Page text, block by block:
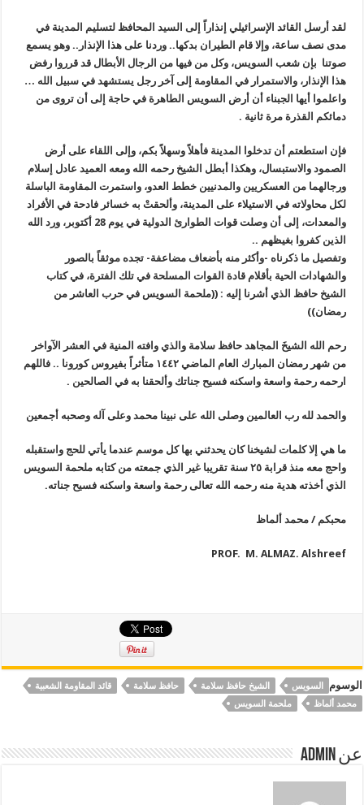
لقد أرسل القائد الإسرائيلي إنذاراً إلى السيد المحافظ لتسليم المدينة في
مدى نصف ساعة، وإلا قام الطيران بدكها.. وردنا على هذا الإنذار.. وهو يسمع
صوتنا بإن شعب السويس، وكل من فيها من الرجال الأبطال قد قرروا رفض
هذا الإنذار، والاستمرار في المقاومة إلى آخر رجل يستشهد في سبيل الله …
واعلموا أيها الجبناء أن أرض السويس الطاهرة في حاجة إلى أن تروى من
دمائكم القذرة مرة ثانية .
فإن استطعتم أن تدخلوا المدينة فأهلاً وسهلاً بكم، وإلى اللقاء على أرض
الصمود والاستبسال، وهكذا أبطل الشيخ رحمه الله ومعه العميد عادل إسلام
ورجالهما من العسكريين والمدنيين خطط العدو، واستمرت المقاومة الباسلة
لكل محاولاته في الاستيلاء على المدينة، وألحقتْ به خسائر فادحة في الأفراد
والمعدات، إلى أن وصلت قوات الطوارئ الدولية في يوم 28 أكتوبر، ورد الله
الذين كفروا بغيظهم ..
وتفصيل ما ذكرناه -وأكثر منه بأضعاف مضاعفة- تجده موثقاً بالصور
والشهادات الحية بأقلام قادة القوات المسلحة في تلك الفترة، في كتاب
الشيخ حافظ الذي أشرنا إليه :((ملحمة السويس في حرب العاشر من
رمضان))
رحم الله الشيخَ المجاهد حافظ سلامة والذي وافته المنية في العشر الآواخر
من شهر رمضان المبارك العام الماضي ١٤٤٢ متأثراً بفيروس كورونا .. فاللهم
ارحمه رحمة واسعة واسكنه فسيح جناتك وألحقنا به في الصالحين .
والحمد لله رب العالمين وصلى الله على نبينا محمد وعلى آله وصحبه أجمعين
ما هي إلا كلمات لشيخنا كان يحدثني بها كل موسم عندما يأتي للحج واستقبله
واحج معه منذ قرابة ٢٥ سنة تقريبا غير الذي جمعته من كتابه ملحمة السويس
الذي أخذته هدية منه رحمه الله تعالى رحمة واسعة واسكنه فسيح جناته.
محبكم / محمد ألماظ
PROF. M. ALMAZ. Alshreef
الوسوم السويس الشيخ حافظ سلامة حافظ سلامة
قائد المقاومة الشعبية
محمد ألماظ
ملحمة السويس
عن Admin